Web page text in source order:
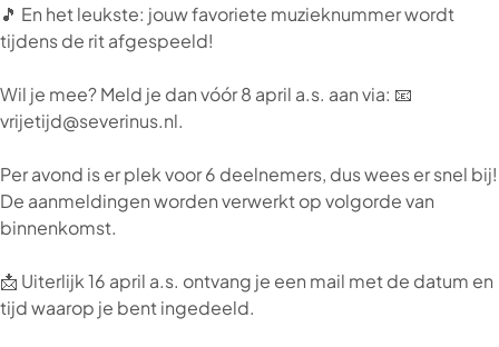
🎵 En het leukste: jouw favoriete muzieknummer wordt
tijdens de rit afgespeeld!
Wil je mee? Meld je dan vóór 8 april a.s. aan via: 📧
vrijetijd@severinus.nl.
Per avond is er plek voor 6 deelnemers, dus wees er snel bij!
De aanmeldingen worden verwerkt op volgorde van
binnenkomst.
📩 Uiterlijk 16 april a.s. ontvang je een mail met de datum en
tijd waarop je bent ingedeeld.